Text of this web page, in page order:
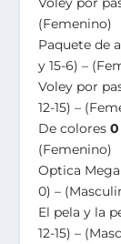
(Femenino)
Paquete de
y 15-6) –
Voley por
12-15) –
De colores0
(Femenino)
Optica
0) –
El pela y la
12-15) –